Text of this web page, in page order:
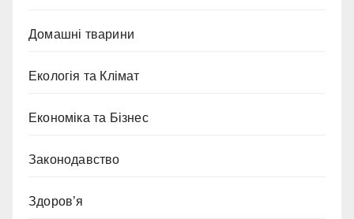
Домашні тварини
Екологія та Клімат
Економіка та Бізнес
Законодавство
Здоров’я